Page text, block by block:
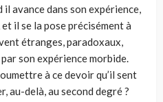
avance dans son expérience,
il se la pose pré­cisément à
étranges, paradoxaux,
son expérience morbide.
à ce devoir qu’il sent
au-delà, au second degré ?